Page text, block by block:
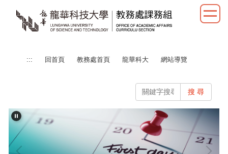
::: 回首頁 教務處首頁 龍華科大 網站導覽
搜 尋